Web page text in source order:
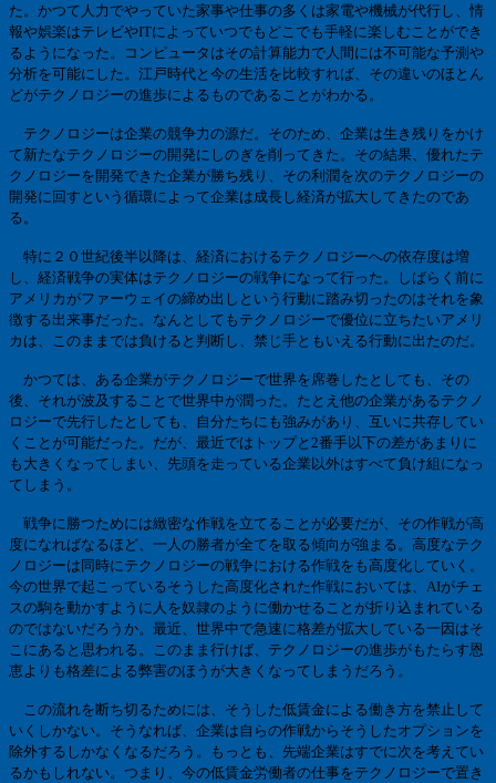
た。かつて人力でやっていた家事や仕事の多くは家電や機械が代行し、情
報や娯楽はテレビやITによっていつでもどこでも手軽に楽しむことができ
るようになった。コンピュータはその計算能力で人間には不可能な予測や
分析を可能にした。江戸時代と今の生活を比較すれば、その違いのほとん
どがテクノロジーの進歩によるものであることがわかる。
テクノロジーは企業の競争力の源だ。そのため、企業は生き残りをかけ
て新たなテクノロジーの開発にしのぎを削ってきた。その結果、優れたテ
クノロジーを開発できた企業が勝ち残り、その利潤を次のテクノロジーの
開発に回すという循環によって企業は成長し経済が拡大してきたのであ
る。
特に２０世紀後半以降は、経済におけるテクノロジーへの依存度は増
し、経済戦争の実体はテクノロジーの戦争になって行った。しばらく前に
アメリカがファーウェイの締め出しという行動に踏み切ったのはそれを象
徴する出来事だった。なんとしてもテクノロジーで優位に立ちたいアメリ
カは、このままでは負けると判断し、禁じ手ともいえる行動に出たのだ。
かつては、ある企業がテクノロジーで世界を席巻したとしても、その
後、それが波及することで世界中が潤った。たとえ他の企業があるテクノ
ロジーで先行したとしても、自分たちにも強みがあり、互いに共存してい
くことが可能だった。だが、最近ではトップと 2番手以下の差があまりに
も大きくなってしまい、先頭を走っている企業以外はすべて負け組になっ
てしまう。
戦争に勝つためには緻密な作戦を立てることが必要だが、その作戦が高
度になればなるほど、一人の勝者が全てを取る傾向が強まる。高度なテク
ノロジーは同時にテクノロジーの戦争における作戦をも高度化していく。
今の世界で起こっているそうした高度化された作戦においては、 AIがチェ
スの駒を動かすように人を奴隷のように働かせることが折り込まれている
のではないだろうか。最近、世界中で急速に格差が拡大している一因はそ
こにあると思われる。このまま行けば、テクノロジーの進歩がもたらす恩
恵よりも格差による弊害のほうが大きくなってしまうだろう。
この流れを断ち切るためには、そうした低賃金による働き方を禁止して
いくしかない。そうなれば、企業は自らの作戦からそうしたオプションを
除外するしかなくなるだろう。もっとも、先端企業はすでに次を考えてい
るかもしれない。つまり、今の低賃金労働者の仕事をテクノロジーで置き